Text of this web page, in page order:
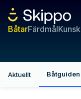
BåtarFärdmål
Aktuellt Båtguiden